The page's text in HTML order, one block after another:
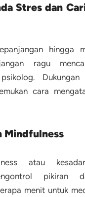
Stres dan
hingga
ragu
Dukungan
cara
Mindfulness
atau
pikiran
menit untuk